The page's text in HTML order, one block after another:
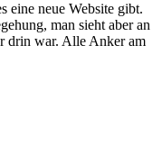
eine neue Website gibt.
man sieht aber an
drin war. Alle Anker am